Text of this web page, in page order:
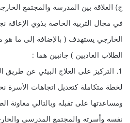
ج) العلاقة بين المدرسة والمجتمع
في مجال التربية الخاصة بذوي الإعاقة
الخارجي يستهدف ( بالإضافة إلى ما
الطلاب العاديين ) جانبين هما :
1. التركيز على العلاج البيئي عن طريق
لخطة متكاملة كتعديل اتجاهات الأسرة
ومساعدتها على تقبله وبالتالي معاونة
نفسه وأسرته والمجتمع المدرسي